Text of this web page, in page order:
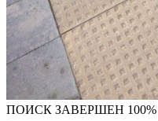
ПОИСК ЗАВЕРШЕН 100%